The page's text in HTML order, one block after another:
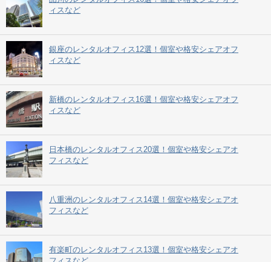
ィスなど
銀座のレンタルオフィス12選！個室や格安シェアオフ
ィスなど
新橋のレンタルオフィス16選！個室や格安シェアオフ
ィスなど
日本橋のレンタルオフィス20選！個室や格安シェアオ
フィスなど
八重洲のレンタルオフィス14選！個室や格安シェアオ
フィスなど
有楽町のレンタルオフィス13選！個室や格安シェアオ